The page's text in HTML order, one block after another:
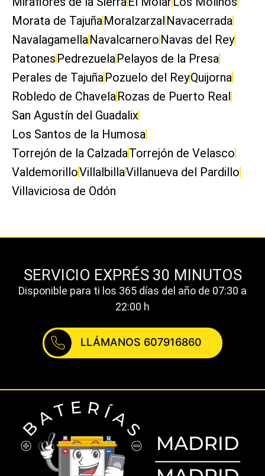
Morata de TajuñaMoralzarzal Navacerrada
NavalagamellaNavalcarnero Navas del Rey
Patones PedrezuelaPelayos de la Presa
Perales de TajuñaPozuelo del ReyQuijorna
Robledo de ChavelaRozas de Puerto Real
San Agustín del Guadalix
Los Santos de la Humosa
Torrejón de la CalzadaTorrejón de Velasco
ValdemorilloVillalbillaVillanueva del Pardillo
Villaviciosa de Odón
SERVICIO EXPRÉS 30 MINUTOS
Disponible para ti los 365 días del año de 07:30 a
22:00 h
LLÁMANOS 607916860